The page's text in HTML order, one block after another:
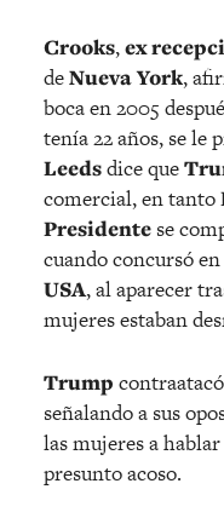
Crooks,ex
deNueva York,
boca en 2005
tenía 22 años, se le
Leedsdice que
comercial, en tanto
Presidentese
cuando concursó
USA, al aparecer
mujeres estaban
Trump
señalando a sus
las mujeres a
presunto acoso.